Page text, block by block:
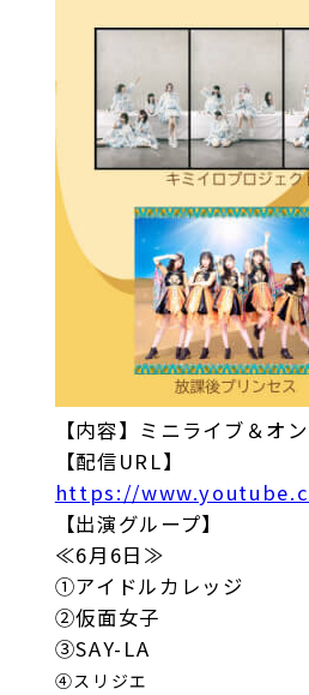
【内容】ミニライブ＆
【配信URL】
https://
【出演グループ】
≪6月6日≫
①アイドルカレッジ
②仮面女子
③SAY-LA
④スリジエ